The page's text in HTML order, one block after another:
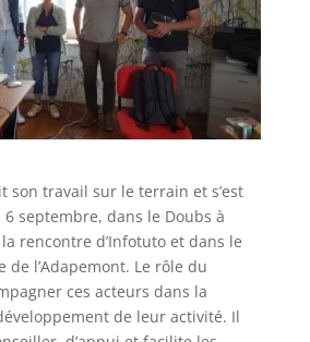
son travail sur le terrain et s’est
septembre, dans le Doubs à
rencontre d’Infotuto et dans le
de l’Adapemont. Le rôle du
ces acteurs dans la
de leur activité. Il